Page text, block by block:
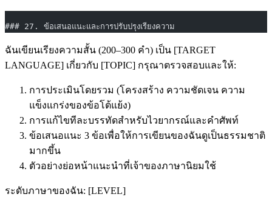
### 27. ข้อเสนอแนะและการปรับปรุงเรียงความ
ฉันเขียนเรียงความสั้น (200–300 คำ) เป็น [TARGET
LANGUAGE] เกี่ยวกับ [TOPIC] กรุณาตรวจสอบและให้:
การประเมินโดยรวม (โครงสร้าง ความชัดเจน ความ
แข็งแกร่งของข้อโต้แย้ง)
การแก้ไขทีละบรรทัดสำหรับไวยากรณ์และคำศัพท์
ข้อเสนอแนะ 3 ข้อเพื่อให้การเขียนของฉันดูเป็นธรรมชาติ
มากขึ้น
ตัวอย่างย่อหน้าแนะนำที่เจ้าของภาษานิยมใช้
ระดับภาษาของฉัน: [LEVEL]